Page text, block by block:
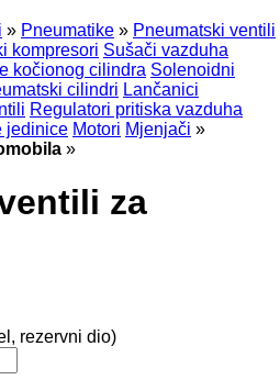
» Pneumatikе » Pneumatski ventili
kompresori Sušači vazduha
kočionog cilindra Solenoidni
cilindri Lančanici
Regulatori pritiska vazduha
jedinice Motori Mjenjači »
»
za
rezervni dio)